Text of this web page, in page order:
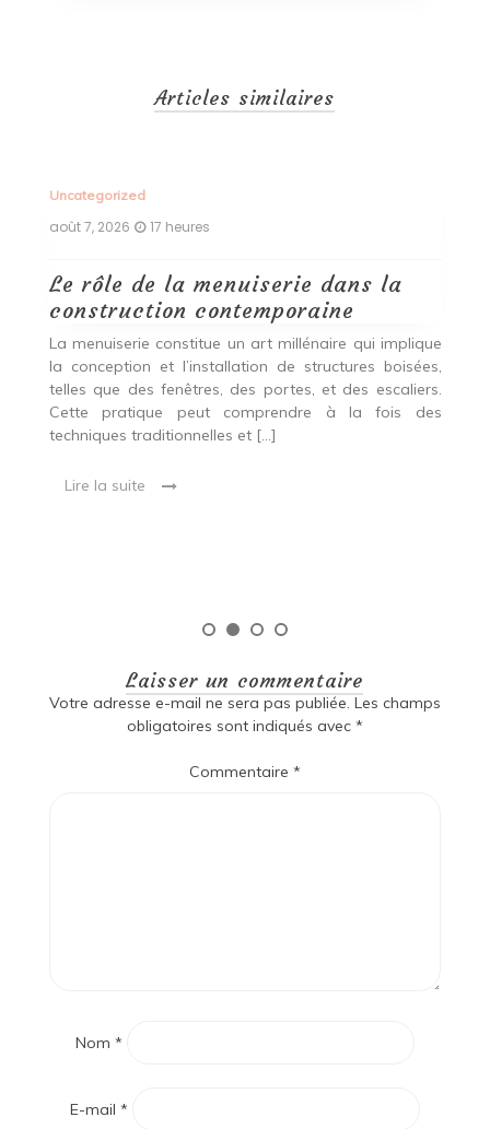
Articles similaires
Uncategorized
août 7, 2026 17 heures
Le rôle de la menuiserie dans la
construction contemporaine
La menuiserie constitue un art millénaire qui implique
la conception et l’installation de structures boisées,
telles que des fenêtres, des portes, et des escaliers.
Cette pratique peut comprendre à la fois des
techniques traditionnelles et […]
Lire la suite
Laisser un commentaire
Votre adresse e-mail ne sera pas publiée. Les champs
obligatoires sont indiqués avec *
Commentaire *
Nom *
E-mail *